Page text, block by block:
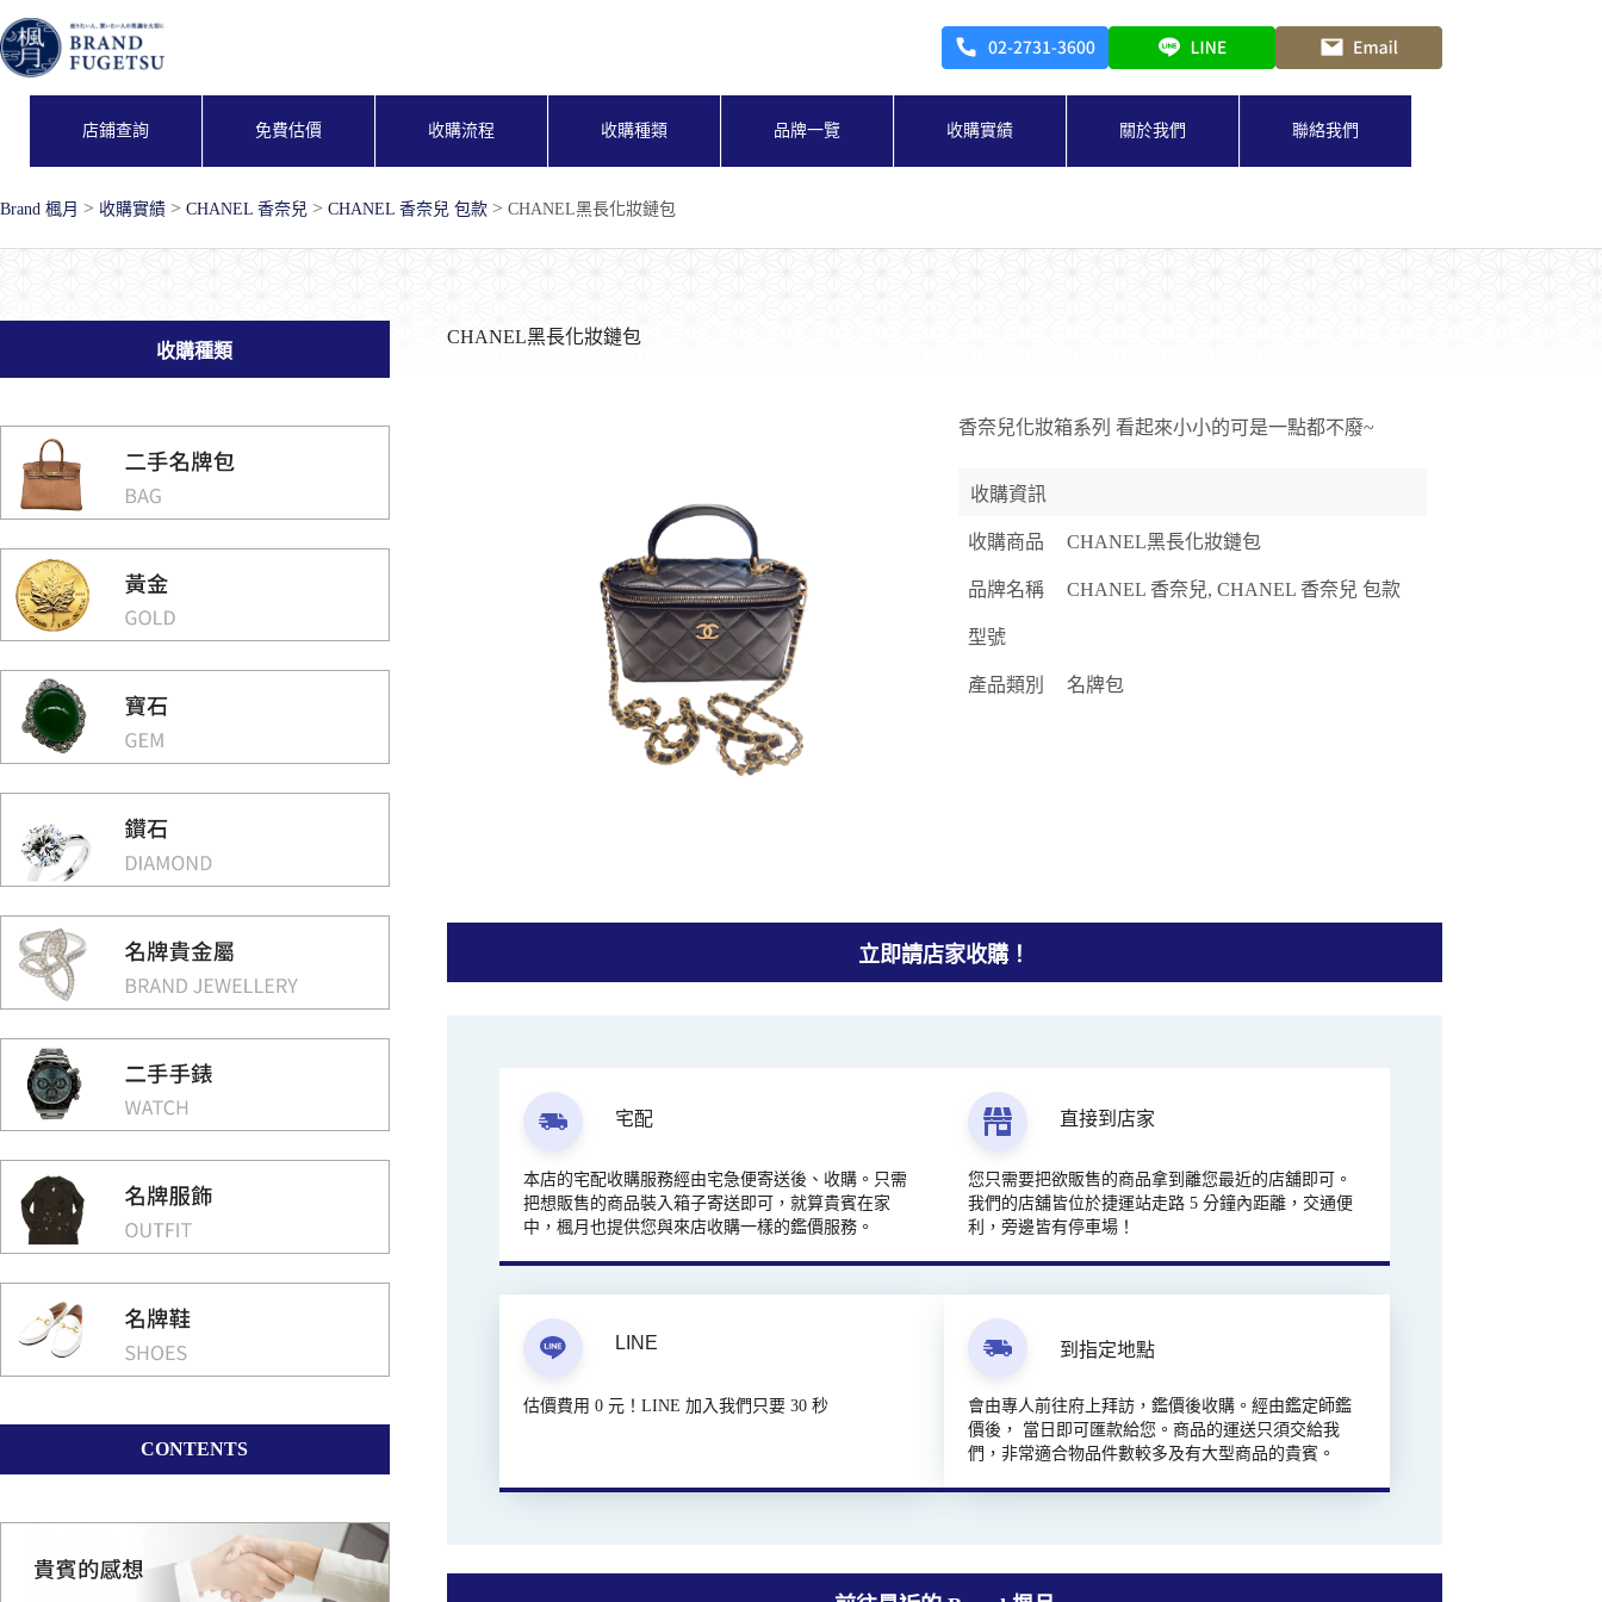
至
主
店鋪查詢 免費估價 收購流程 收購種類 品牌一覽 收購實績 關於我們 聯絡我們
Brand 楓月 > 收購實績 > CHANEL 香奈兒 > CHANEL 香奈兒 包款 > CHANEL黑長化妝鏈包
CHANEL黑長化妝鏈包
香奈兒化妝箱系列 看起來小小的可是一點都不廢~
收購資訊
收購商品 CHANEL黑長化妝鏈包
品牌名稱 CHANEL 香奈兒, CHANEL 香奈兒 包款
型號
產品類別 名牌包
立即請店家收購！
宅配
本店的宅配收購服務經由宅急便寄送後、收購。只需
把想販售的商品裝入箱子寄送即可，就算貴賓在家
中，楓月也提供您與來店收購一樣的鑑價服務。
直接到店家
您只需要把欲販售的商品拿到離您最近的店舖即可。
我們的店舖皆位於捷運站走路 5 分鐘內距離，交通便
利，旁邊皆有停車場！
LINE
估價費用 0 元！LINE 加入我們只要 30 秒
到指定地點
會由專人前往府上拜訪，鑑價後收購。經由鑑定師鑑
價後， 當日即可匯款給您。商品的運送只須交給我
們，非常適合物品件數較多及有大型商品的貴賓。
收購種類
CONTENTS